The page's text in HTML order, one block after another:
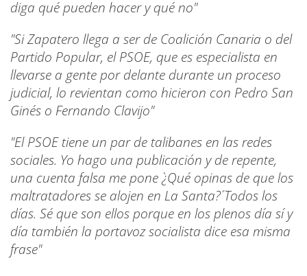
diga qué pueden hacer y qué no"
"Si Zapatero llega a ser de Coalición Canaria o del
Partido Popular, el PSOE, que es especialista en
llevarse a gente por delante durante un proceso
judicial, lo revientan como hicieron con Pedro San
Ginés o Fernando Clavijo"
"El PSOE tiene un par de talibanes en las redes
sociales. Yo hago una publicación y de repente,
una cuenta falsa me pone `¿Qué opinas de que los
maltratadores se alojen en La Santa?´ Todos los
días. Sé que son ellos porque en los plenos día sí y
día también la portavoz socialista dice esa misma
frase"